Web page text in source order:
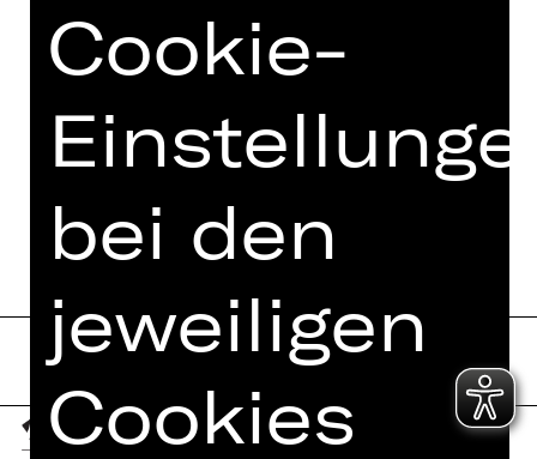
PRESSESTIMMEN
FUNDUS
Cookie-
bei den
jeweiligen
Cookies